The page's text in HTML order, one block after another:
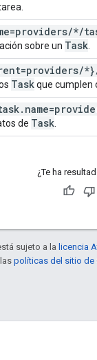
/*/
sobre un Task
/*}
Taskque cumplen
.
de Task
¿Te ha
sujeto a la licencia
políticas del sitio de